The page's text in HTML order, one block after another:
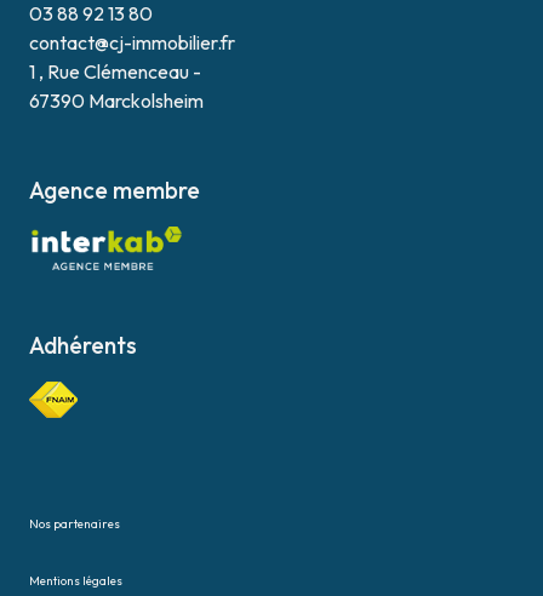
03 88 92 13 80
contact@cj-immobilier.fr
1 , Rue Clémenceau -
67390 Marckolsheim
Agence membre
Adhérents
Nos partenaires
Mentions légales